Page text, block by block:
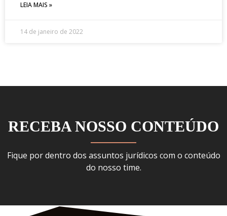
LEIA MAIS »
14 de janeiro de 2022
RECEBA NOSSO CONTEÚDO
Fique por dentro dos assuntos jurídicos com o conteúdo
do nosso time.